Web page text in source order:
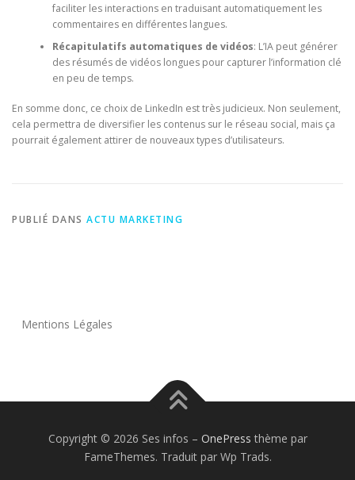
faciliter les interactions en traduisant automatiquement les
commentaires en différentes langues.
Récapitulatifs automatiques de vidéos: L’IA peut générer
des résumés de vidéos longues pour capturer l’information clé
en peu de temps.
En somme donc, ce choix de LinkedIn est très judicieux. Non seulement,
cela permettra de diversifier les contenus sur le réseau social, mais ça
pourrait également attirer de nouveaux types d’utilisateurs.
PUBLIÉ DANS ACTU MARKETING
Mentions Légales
Copyright © 2026 Ses infos – OnePress thème par
FameThemes. Traduit par Wp Trads.